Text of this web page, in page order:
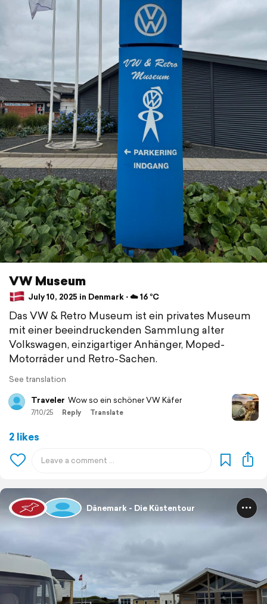
VW Museum
July 10, 2025 in Denmark ⋅ ☁️ 16 °C
Das VW & Retro Museum ist ein privates Museum
mit einer beeindruckenden Sammlung alter
Volkswagen, einzigartiger Anhänger, Moped-
Motorräder und Retro-Sachen.
See translation
Traveler Wow so ein schöner VW Käfer
7/10/25 Reply Translate
2 likes
Dänemark - Die Küstentour